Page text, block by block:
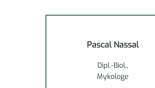
Pascal Nassal
Dipl.-Biol.,
Mykologe